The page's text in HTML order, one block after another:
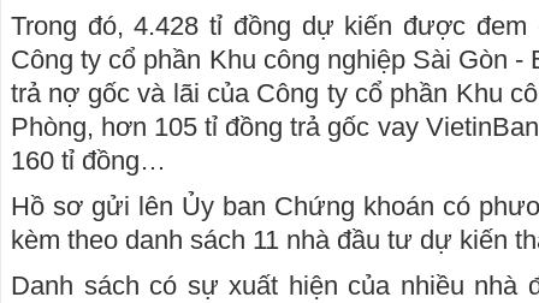
Trong đó, 4.428 tỉ đồng dự kiến được
Công ty cổ phần Khu công nghiệp Sài Gòn -
trả nợ gốc và lãi của Công ty cổ phần Khu
Phòng, hơn 105 tỉ đồng trả gốc vay
160 tỉ đồng…
Hồ sơ gửi lên Ủy ban Chứng khoán có
kèm theo danh sách 11 nhà đầu tư dự kiến
Danh sách có sự xuất hiện của nhiều